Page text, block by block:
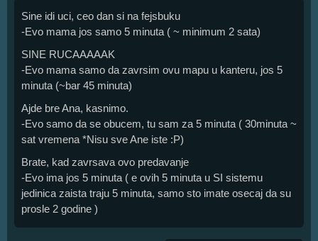
Sine idi uci, ceo dan si na fejsbuku
-Evo mama jos samo 5 minuta ( ~ minimum 2 sata)
SINE RUCAAAAAK
-Evo mama samo da zavrsim ovu mapu u kanteru, jos 5
minuta (~bar 45 minuta)
Ajde bre Ana, kasnimo.
-Evo samo da se obucem, tu sam za 5 minuta ( 30minuta ~
sat vremena *Nisu sve Ane iste :P)
Brate, kad zavrsava ovo predavanje
-Evo ima jos 5 minuta ( e ovih 5 minuta u SI sistemu
jedinica zaista traju 5 minuta, samo sto imate osecaj da su
prosle 2 godine )